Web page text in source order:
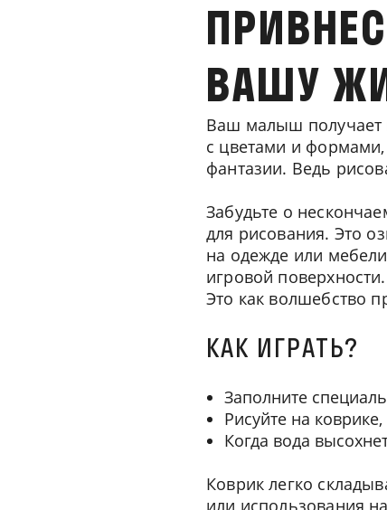
ВАШУ
Ваш малыш получает
с цветами и формами,
фантазии. Ведь
Забудьте о
для рисования. Это
на одежде или
игровой
Это как волшебство
КАК ИГРАТЬ?
Заполните
Рисуйте на
Когда вода
Коврик легко
или использования